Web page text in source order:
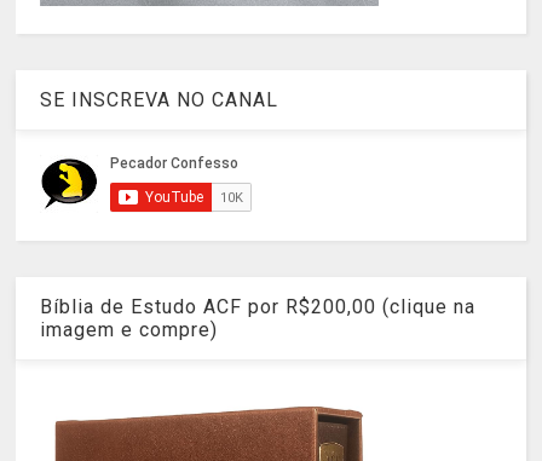
SE INSCREVA NO CANAL
Bíblia de Estudo ACF por R$200,00 (clique na
imagem e compre)